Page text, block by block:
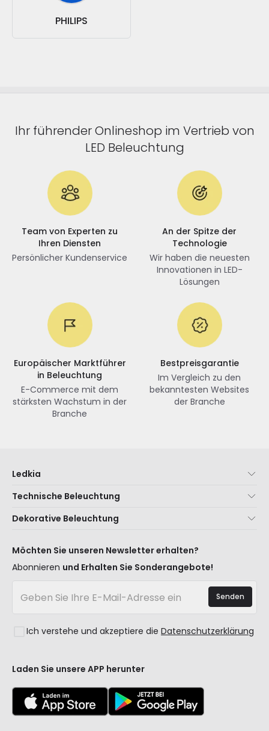
PHILIPS
Ihr führender Onlineshop im Vertrieb von
LED Beleuchtung
Team von Experten zu
Ihren Diensten
Persönlicher Kundenservice
An der Spitze der
Technologie
Wir haben die neuesten
Innovationen in LED-
Lösungen
Europäischer Marktführer
in Beleuchtung
E-Commerce mit dem
stärksten Wachstum in der
Branche
Bestpreisgarantie
Im Vergleich zu den
bekanntesten Websites
der Branche
Ledkia
Kundenservice
Versandmethoden
Sind Sie ein Profi?
Ethikkonzept
Anmelden
Technische Beleuchtung
Marken
Beleuchtung für Unternehmen
Dekorative Beleuchtung
Trends
Premium-Dekor-Marken
Neue Dekorationen
Räume
Stile
Kollektionen
Möchten Sie unseren Newsletter erhalten?
Abonnieren und Erhalten Sie Sonderangebote!
Ich verstehe und akzeptiere die Datenschutzerklärung
Senden
Laden Sie unsere APP herunter